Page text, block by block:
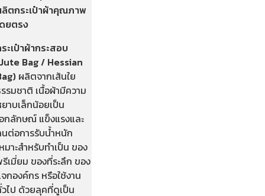
ตกระเป๋าผ้าคุณภาพ
ยตรง
ะเป๋าผ้ากระสอบ
Bag / Hessian
ผลิตจากเส้นใย
รมชาติ เนื้อผ้ามีความ
าบเล็กน้อยเป็น
กลักษณ์ แข็งแรงและ
ต่อการรับน้ำหนัก
มาะสำหรับทำเป็น ของ
เมี่ยม ของที่ระลึก ของ
กองค์กร หรือใช้งาน
ไป ด้วยลุคที่ดูเป็น